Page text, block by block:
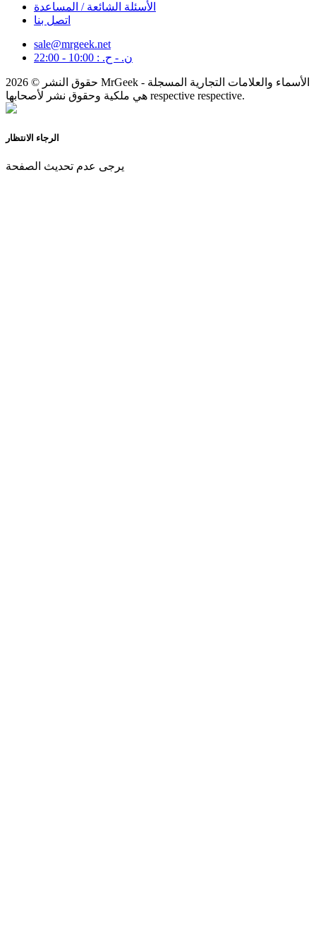
الأسئلة الشائعة / المساعدة
اتصل بنا
sale@mrgeek.net
ن. - ح. : 10:00 - 22:00
حقوق النشر © 2026 MrGeek - الأسماء والعلامات التجارية المسجلة
هي ملكية وحقوق نشر لأصحابها respective respective.
الرجاء الانتظار
يرجى عدم تحديث الصفحة